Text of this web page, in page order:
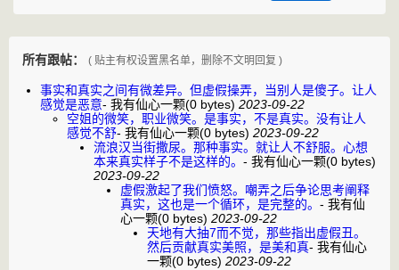
所有跟帖： ( 贴主有权设置黑名单，删除不文明回复 )
事实和真实之间有微差异。但虚假操弄，当别人是傻子。让人
感觉是恶意- 我有仙心一颗(0 bytes) 2023-09-22
空姐的微笑，职业微笑。是事实，不是真实。没有让人
感觉不舒- 我有仙心一颗(0 bytes) 2023-09-22
流浪汉当街撒尿。那种事实。就让人不舒服。心想
本来真实样子不是这样的。 - 我有仙心一颗(0 bytes)
2023-09-22
虚假激起了我们愤怒。嘲弄之后争论思考阐释
真实，这也是一个循环，是完整的。 - 我有仙
心一颗(0 bytes) 2023-09-22
天地有大抽7而不觉，那些指出虚假丑。
然后贡献真实美照，是美和真- 我有仙心
一颗(0 bytes) 2023-09-22